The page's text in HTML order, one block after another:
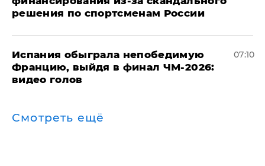
решения по спортсменам России
Испания обыграла непобедимую
Францию, выйдя в финал ЧМ-2026:
видео голов
07:10
Смотреть ещё